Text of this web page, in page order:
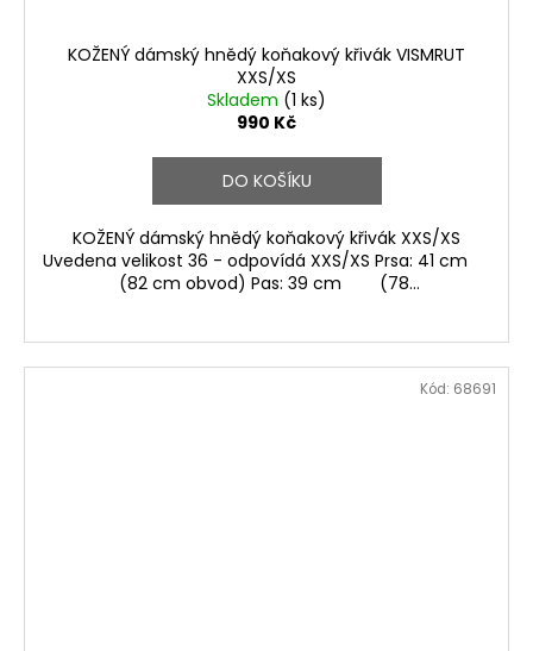
KOŽENÝ dámský hnědý koňakový křivák VISMRUT
XXS/XS
Skladem (1 ks)
990 Kč
DO KOŠÍKU
KOŽENÝ dámský hnědý koňakový křivák XXS/XS
Uvedena velikost 36 - odpovídá XXS/XS Prsa: 41 cm
(82 cm obvod) Pas: 39 cm (78...
Kód: 68691